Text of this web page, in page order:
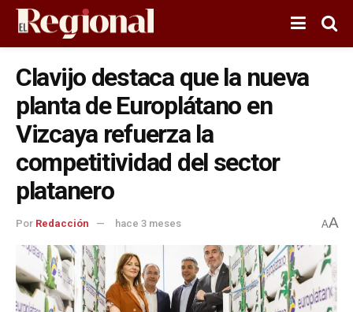
Clavijo destaca que la nueva
planta de Europlátano en
Vizcaya refuerza la
competitividad del sector
platanero
Por Redacción hace 3 meses AA